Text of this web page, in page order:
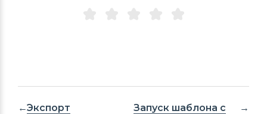
Экспорт
Запуск шаблона с